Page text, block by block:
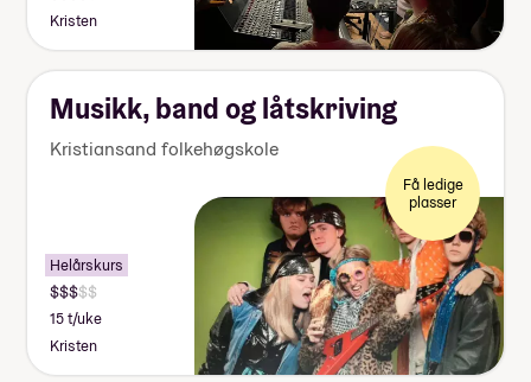
Kristen
Musikk, band og låtskriving
Kristiansand folkehøgskole
Få ledige
plasser
Helårskurs
15 t/uke
Kristen